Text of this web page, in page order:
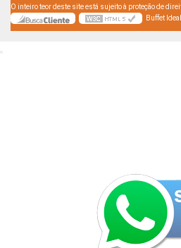
O inteiro teor deste site está sujeito à proteção de
Buffet